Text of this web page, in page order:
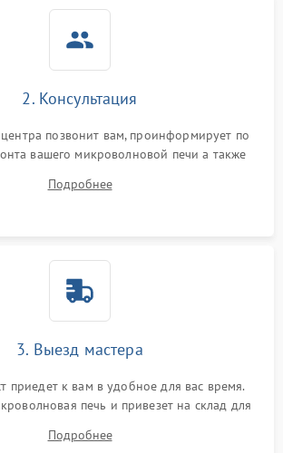
2. Консультация
позвонит вам, проинформирует по
вашего микроволновой печи а также
Подробнее
3. Выезд мастера
приедет к вам в удобное для вас время.
печь и привезет на склад для
Подробнее